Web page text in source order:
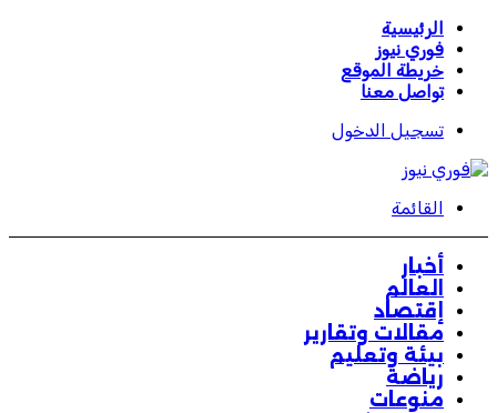
الرئيسية
فوري نيوز
خريطة الموقع
تواصل معنا
تسجيل الدخول
القائمة
أخبار
العالم
إقتصاد
مقالات وتقارير
بيئة وتعليم
رياضة
منوعات